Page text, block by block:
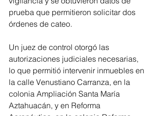
prueba que permitieron solicitar dos
órdenes de cateo.
Un juez de control otorgó las
autorizaciones judiciales necesarias,
lo que permitió intervenir inmuebles en
la calle Venustiano Carranza, en la
colonia Ampliación Santa María
Aztahuacán, y en Reforma